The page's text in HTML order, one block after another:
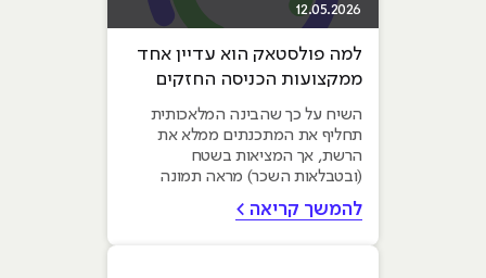
12.05.2026
למה פולסטאק הוא עדיין אחד
ממקצועות הכניסה החזקים
להייטק גם בעידן ה-AI?
השיח על כך שהבינה המלאכותית
תחליף את המתכנתים ממלא את
הרשת, אך המציאות בשטח
(ובטבלאות השכר) מראה תמונה
הפוכה לגמרי. דווקא עכשיו, היכולת
של מפתח Full...
להמשך קריאה >